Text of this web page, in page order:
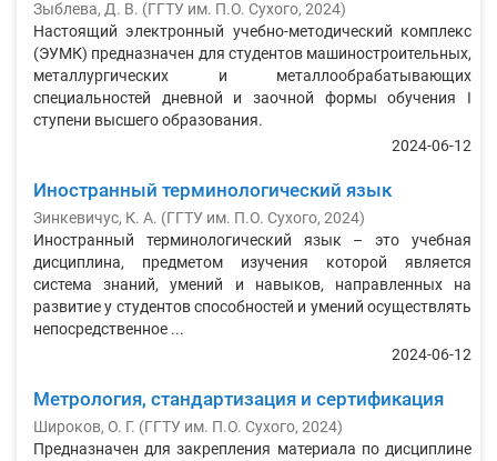
Зыблева, Д. В. (ГГТУ им. П.О. Сухого, 2024)
Настоящий электронный учебно-методический комплекс
(ЭУМК) предназначен для студентов машиностроительных,
металлургических и металлообрабатывающих
специальностей дневной и заочной формы обучения I
ступени высшего образования.
2024-06-12
Иностранный терминологический язык
Зинкевичус, К. А. (ГГТУ им. П.О. Сухого, 2024)
Иностранный терминологический язык – это учебная
дисциплина, предметом изучения которой является
система знаний, умений и навыков, направленных на
развитие у студентов способностей и умений осуществлять
непосредственное ...
2024-06-12
Метрология, стандартизация и сертификация
Широков, О. Г. (ГГТУ им. П.О. Сухого, 2024)
Предназначен для закрепления материала по дисциплине